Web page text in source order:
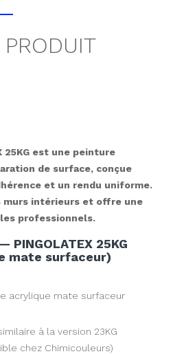
25KG est une peinture
de surface, conçue
et un rendu uniforme.
murs intérieurs et offre une
professionnels.
PINGOLATEX 25KG
mate surfaceur)
acrylique mate surfaceur
à la version 23KG
chez Chimicouleurs)